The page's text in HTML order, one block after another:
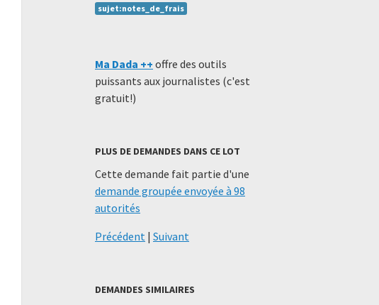
sujet:notes_de_frais
Ma Dada ++ offre des outils
puissants aux journalistes (c'est
gratuit!)
PLUS DE DEMANDES DANS CE LOT
Cette demande fait partie d'une
demande groupée envoyée à 98
autorités
Précédent | Suivant
DEMANDES SIMILAIRES